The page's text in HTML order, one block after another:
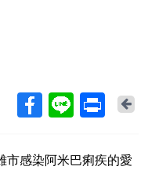
市感染阿米巴痢疾的愛